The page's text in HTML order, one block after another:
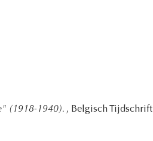
(1918-1940). , Belgisch Tijdschrift